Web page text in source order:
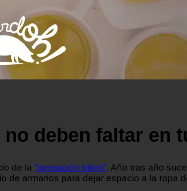
deben faltar en
de la “operación bikini”. Año tras año
de armarios para dejar espacio a la ropa